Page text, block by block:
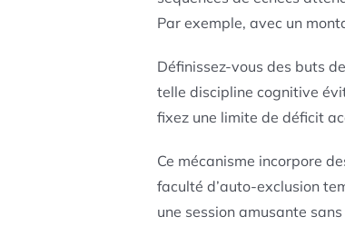
Par exemple, avec un
Définissez-vous des buts
telle discipline cognitive
fixez une limite de déficit
Ce mécanisme incorpore
faculté d’auto-exclusion
une session amusante